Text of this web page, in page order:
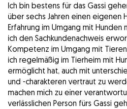
Ich bin bestens für das Gassi
über sechs Jahren einen eigenen
Erfahrung im Umgang mit
ich den Sachkundenachweis
Kompetenz im Umgang mit
ich regelmäßig im Tierheim mit
ermöglicht hat, auch mit
und -charakteren vertraut zu
machen mich zu einer
verlässlichen Person fürs Gassi